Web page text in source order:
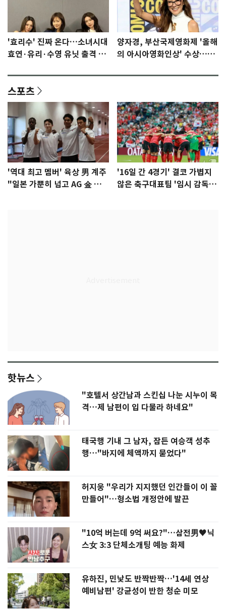
'효리수' 진짜 온다…소녀시대
효연·유리·수영 유닛 출격 [N
양자경, 부산국제영화제 '올해
의 아시아영화인상' 수상…15
스포츠
'역대 최고 멤버' 육상 男 계주
"일본 가뿐히 넘고 AG 金 따겠
'16일 간 4경기' 결코 가볍지
않은 축구대표팀 '임시 감독'
핫뉴스
"호텔서 상간남과 스킨십 나눈 시누이 목
격…제 남편이 입 다물라 하네요"
태국행 기내 그 남자, 잠든 여승객 성추
행…"바지에 체액까지 묻었다"
허지웅 "우리가 지지했던 인간들이 이 꼴
만들어"…형소법 개정안에 발끈
"10억 버는데 9억 써요?"…삼전男♥닉
스女 3:3 단체소개팅 예능 화제
유하진, 민낯도 반짝반짝…'14세 연상
예비남편' 강균성이 반한 청순 미모